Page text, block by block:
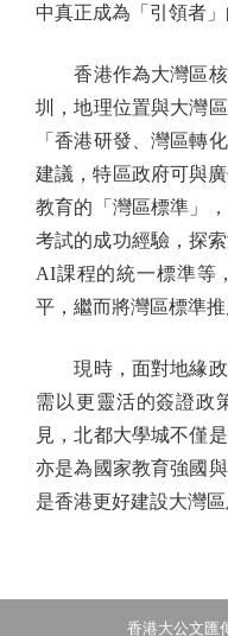
中真正成為「引領者」
香港作為大灣區核
圳，地理位置與大灣
「香港研發、灣區轉
建議，特區政府可與
教育的「灣區標準」
考試的成功經驗，探
AI課程的統一標準等
平，繼而將灣區標準推
現時，面對地緣政
需以更靈活的簽證政
見，北都大學城不僅
亦是為國家教育強國
是香港更好建設大灣
香港大公文匯